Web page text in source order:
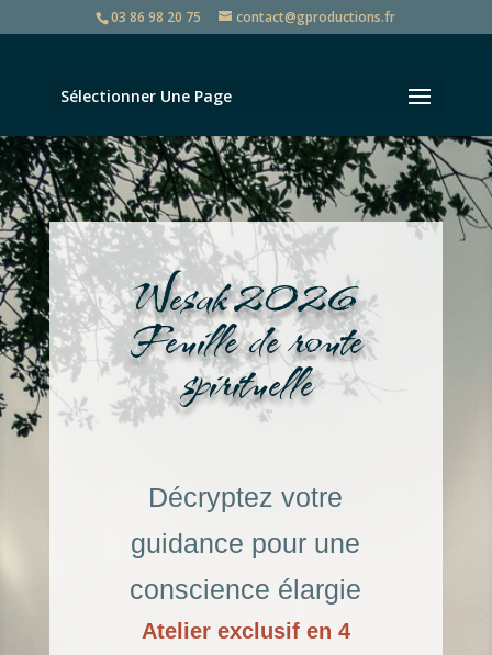
03 86 98 20 75 contact@gproductions.fr
Sélectionner Une Page
Wesak 2026
Feuille de route
spirituelle
Ateliers en distanciel
Décryptez votre
guidance pour une
conscience élargie
Atelier exclusif en 4